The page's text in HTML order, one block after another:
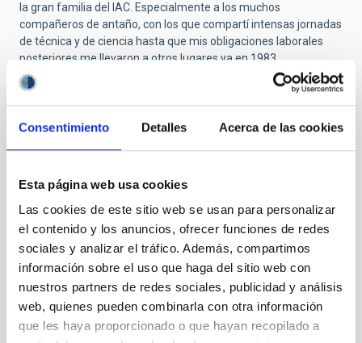
Consentimiento Detalles Acerca de las cookies
Esta página web usa cookies
Las cookies de este sitio web se usan para personalizar
el contenido y los anuncios, ofrecer funciones de redes
sociales y analizar el tráfico. Además, compartimos
información sobre el uso que haga del sitio web con
nuestros partners de redes sociales, publicidad y análisis
web, quienes pueden combinarla con otra información
que les haya proporcionado o que hayan recopilado a
la gran familia del IAC. Especialmente a los muchos
compañeros de antaño, con los que compartí intensas jornadas
de técnica y de ciencia hasta que mis obligaciones laborales
posteriores me llevaron a otros lugares ya en 1983.
Muchas gracias, Paco. Descansa en paz.
Submitted byCarmen Gallart Gallarton Jue, 23/10/2025
GRACIAS POR PERMITIR CUMPLIR
SUEÑOS
En estos momentos de tristeza es bonito traer al presente el
recuerdo mas entrañable de la persona que se ha ido. Y yo
quería compartir mi primer recuerdo de don Francisco Sánchez,
de Paco, porque alguien que ha significado un antes y un
después para la astrofísica española, era también,